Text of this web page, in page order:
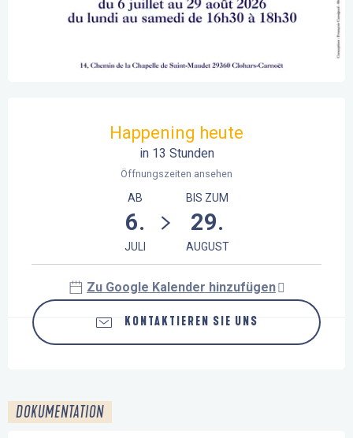
Happening heute
in 13 Stunden
Öffnungszeiten ansehen
AB
6.
JULI
BIS ZUM
29.
AUGUST
Zu Google Kalender hinzufügen
KONTAKTIEREN SIE UNS
DOKUMENTATION